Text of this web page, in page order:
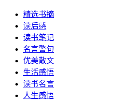
精选书摘
读后感
读书笔记
名言警句
优美散文
生活感悟
读书名言
人生感悟